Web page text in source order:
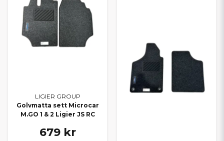
LIGIER GROUP
Golvmatta sett Microcar
M.GO 1 & 2 Ligier JS RC
679 kr